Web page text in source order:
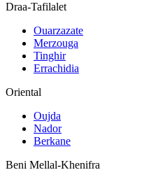
Draa-Tafilalet
Ouarzazate
Merzouga
Tinghir
Errachidia
Oriental
Oujda
Nador
Berkane
Beni Mellal-Khenifra